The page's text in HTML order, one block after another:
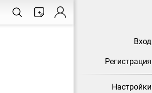
Вход
Регистрация
Настройки